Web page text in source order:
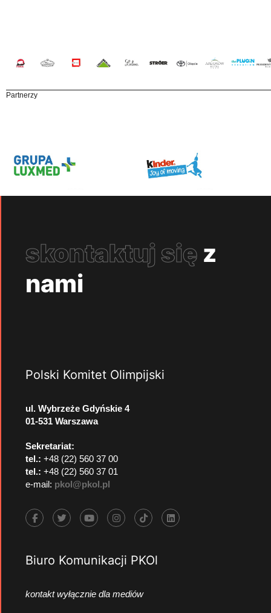
Partnerzy
skontaktuj się z
nami
Polski Komitet Olimpijski
ul. Wybrzeże Gdyńskie 4
01-531 Warszawa
Sekretariat:
tel.: +48 (22) 560 37 00
tel.: +48 (22) 560 37 01
e-mail: pkol@pkol.pl
Biuro Komunikacji PKOl
kontakt wyłącznie dla mediów